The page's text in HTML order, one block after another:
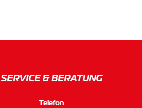
SERVICE & BERATUNG
Telefon